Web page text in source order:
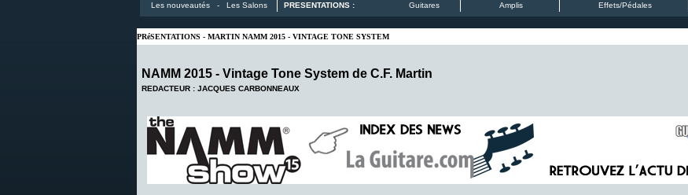
Les nouveautés
- Les Salons PRESENTATIONS : Guitares Amplis Effets/Pédales
PRéSENTATIONS - MARTIN NAMM 2015 - VINTAGE TONE SYSTEM
NAMM 2015 - Vintage Tone System de C.F. Martin
REDACTEUR : JACQUES CARBONNEAUX